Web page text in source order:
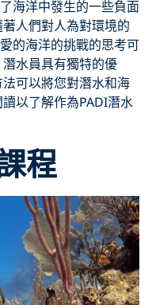
海洋中發生的一些負面
人們對人為對環境的
的海洋的挑戰的思考可
水員具有獨特的優
可以將您對潛水和海
以了解作為PADI潛水
程